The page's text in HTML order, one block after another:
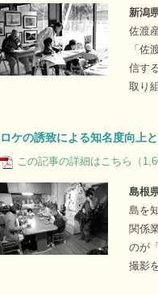
新潟
佐渡
「佐
信す
取り
ロケの誘致による知名度向上
この記事の詳細はこちら（
島根
島を
関係
のが
撮影